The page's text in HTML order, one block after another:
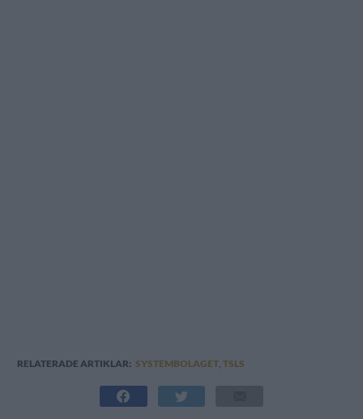
RELATERADE ARTIKLAR: SYSTEMBOLAGET, TSLS